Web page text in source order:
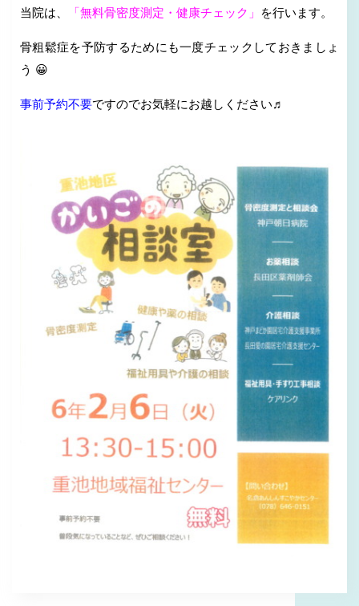
当院は、 「無料骨密度測定・健康チェック」 を行います。
骨粗鬆症を予防するためにも一度チェックしておきましょ
う 😀
事前予約不要ですのでお気軽にお越しください♬